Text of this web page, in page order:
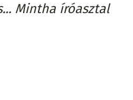
Mintha íróasztal